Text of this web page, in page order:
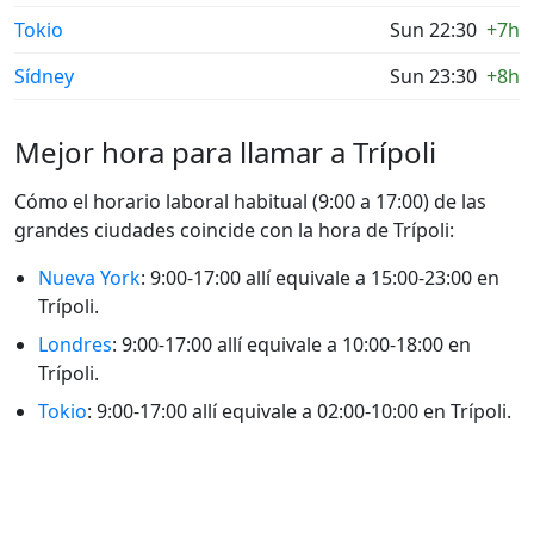
Tokio Sun 22:30 +7h
Sídney
Sun 23:30 +8h
Mejor hora para llamar a Trípoli
Cómo el horario laboral habitual (9:00 a 17:00) de las
grandes ciudades coincide con la hora de Trípoli:
Nueva York: 9:00-17:00 allí equivale a 15:00-23:00 en
Trípoli.
Londres: 9:00-17:00 allí equivale a 10:00-18:00 en
Trípoli.
Tokio: 9:00-17:00 allí equivale a 02:00-10:00 en Trípoli.